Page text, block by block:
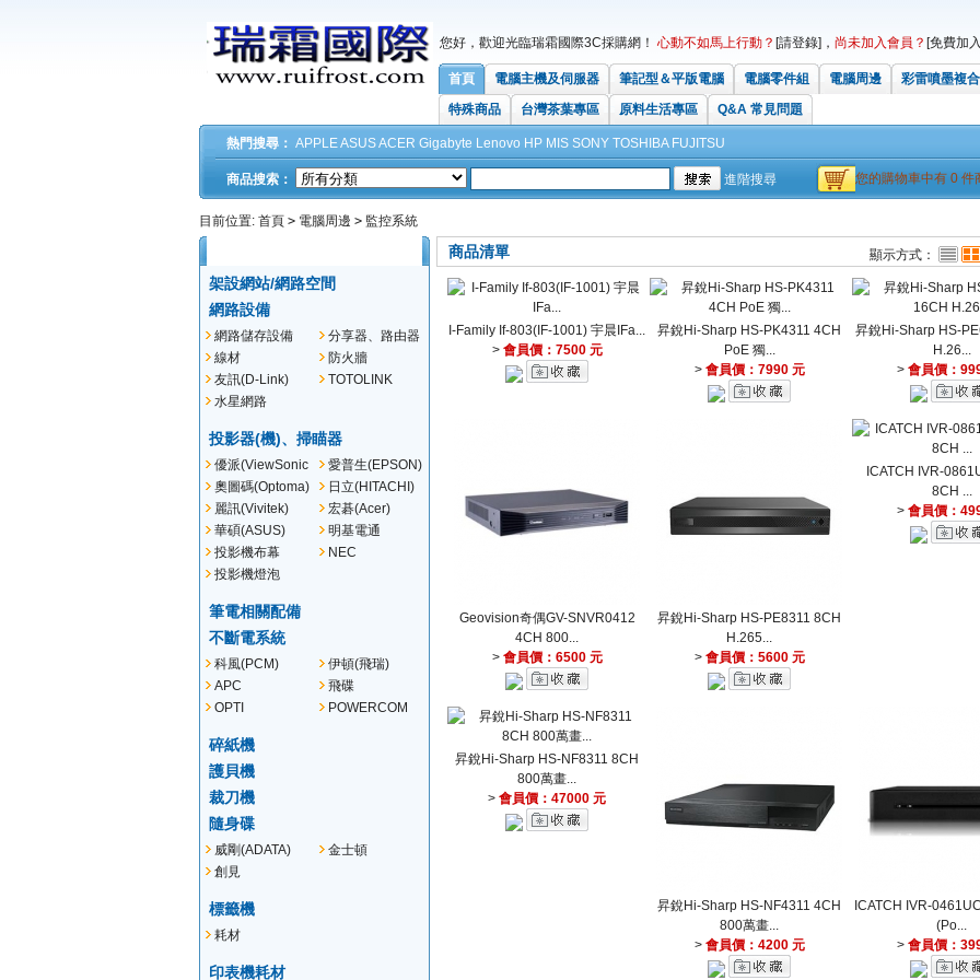
您好，歡迎光臨瑞霜國際3C採購網！ 心動不如馬上行動？ [請登錄] ， 尚未加入會員？ [免費加
首頁 電腦主機及伺服器 筆記型＆平版電腦 電腦零件組 電腦周邊
彩雷噴墨複
特殊商品
台灣茶葉專區 原料生活專區 Q&A 常見問題
熱門搜尋： APPLEASUSACER Gigabyte Lenovo HP MIS SONY TOSHIBA FUJITSU
商品搜索： 進階搜尋 您的購物車中有 0 件
目前位置: 首頁 > 電腦周邊 > 監控系統
架設網站/網路空間
網路設備
網路儲存設備
(NSA)
分享器、路由器
線材
防火牆
友訊(D-Link)
TOTOLINK
水星網路
投影器(機)、掃瞄器
優派(ViewSonic
)
愛普生(EPSON)
奧圖碼(Optoma)
日立(HITACHI)
麗訊(Vivitek)
宏碁(Acer)
華碩(ASUS)
明基電通
(BENQ)
投影機布幕
NEC
投影機燈泡
筆電相關配備
不斷電系統
科風(PCM)
伊頓(飛瑞)
(EATON)
APC
飛碟
OPTI
POWERCOM
碎紙機
護貝機
裁刀機
隨身碟
威剛(ADATA)
金士頓
創見
標籤機
耗材
印表機耗材
商品清單 顯示方式：
I-Family If-803(IF-1001) 宇晨IFa...
> 會員價：7500 元
昇銳Hi-Sharp HS-PK4311 4CH
PoE 獨...
> 會員價：7990 元
昇銳Hi-Sharp HS-
H.26...
> 會員價：
Geovision奇偶GV-SNVR0412
4CH 800...
> 會員價：6500 元
昇銳Hi-Sharp HS-PE8311 8CH
H.265...
> 會員價：5600 元
ICATCH IVR-
8CH ...
> 會員價：
昇銳Hi-Sharp HS-NF8311 8CH
800萬畫...
> 會員價：47000 元
昇銳Hi-Sharp HS-NF4311 4CH
800萬畫...
> 會員價：4200 元
ICATCH IVR-
(Po...
> 會員價：